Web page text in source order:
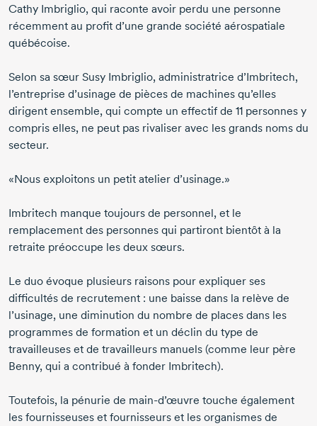
Cathy Imbriglio, qui raconte avoir perdu une personne
récemment au profit d’une grande société aérospatiale
québécoise.
Selon sa sœur Susy Imbriglio, administratrice d’Imbritech,
l’entreprise d’usinage de pièces de machines qu’elles
dirigent ensemble, qui compte un effectif de 11 personnes y
compris elles, ne peut pas rivaliser avec les grands noms du
secteur.
«Nous exploitons un petit atelier d’usinage.»
Imbritech manque toujours de personnel, et le
remplacement des personnes qui partiront bientôt à la
retraite préoccupe les deux sœurs.
Le duo évoque plusieurs raisons pour expliquer ses
difficultés de recrutement : une baisse dans la relève de
l’usinage, une diminution du nombre de places dans les
programmes de formation et un déclin du type de
travailleuses et de travailleurs manuels (comme leur père
Benny, qui a contribué à fonder Imbritech).
Toutefois, la pénurie de main-d’œuvre touche également
les fournisseuses et fournisseurs et les organismes de